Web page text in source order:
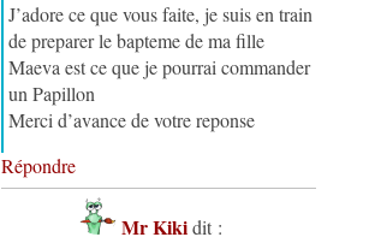
J’adore ce que vous faite, je suis en train
de preparer le bapteme de ma fille
Maeva est ce que je pourrai commander
un Papillon
Merci d’avance de votre reponse
Répondre
Mr Kiki dit :